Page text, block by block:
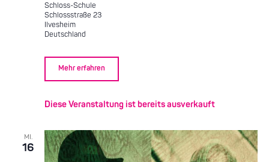
Schloss-Schule
Schlossstraße 23
Ilvesheim
Deutschland
Mehr erfahren
Diese Veranstaltung ist bereits ausverkauft
MI.
16